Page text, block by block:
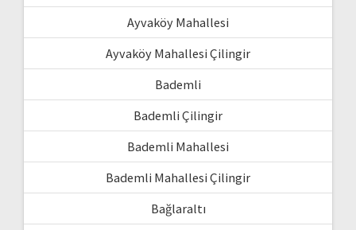
Ayvaköy Mahallesi
Ayvaköy Mahallesi Çilingir
Bademli
Bademli Çilingir
Bademli Mahallesi
Bademli Mahallesi Çilingir
Bağlaraltı